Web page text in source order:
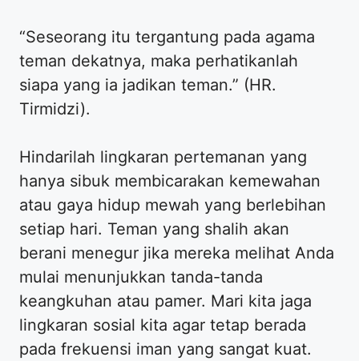
“Seseorang itu tergantung pada agama
teman dekatnya, maka perhatikanlah
siapa yang ia jadikan teman.” (HR.
Tirmidzi).
Hindarilah lingkaran pertemanan yang
hanya sibuk membicarakan kemewahan
atau gaya hidup mewah yang berlebihan
setiap hari. Teman yang shalih akan
berani menegur jika mereka melihat Anda
mulai menunjukkan tanda-tanda
keangkuhan atau pamer. Mari kita jaga
lingkaran sosial kita agar tetap berada
pada frekuensi iman yang sangat kuat.